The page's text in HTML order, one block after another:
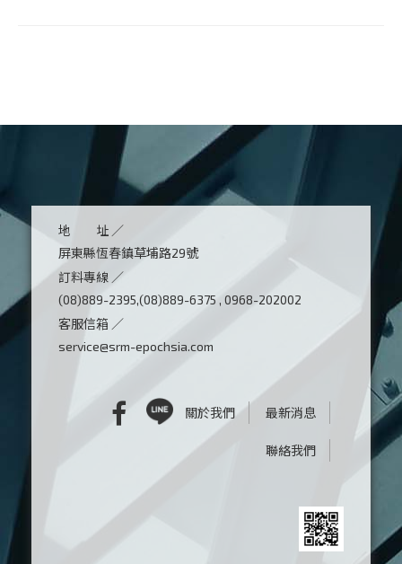
地 址 ／
屏東縣恆春鎮草埔路29號
訂料專線 ／
(08)889-2395,(08)889-6375 , 0968-202002
客服信箱 ／
service@srm-epochsia.com
關於我們 最新消息
聯絡我們